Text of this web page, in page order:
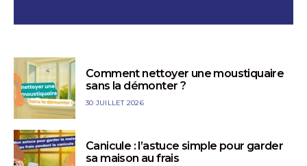
Comment nettoyer une moustiquaire
sans la démonter ?
30 JUILLET 2026
Canicule : l’astuce simple pour garder
sa maison au frais